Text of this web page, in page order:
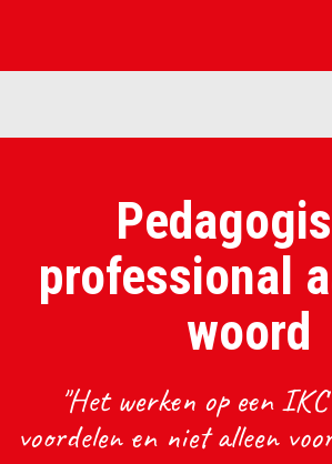
professional
woord
"Het werken op een
voordelen en niet alleen